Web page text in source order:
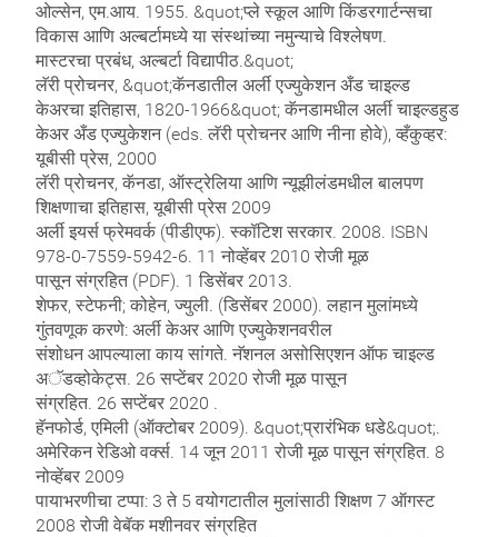
ओल्सेन, एम.आय. 1955. &quot;प्ले स्कूल आणि किंडरगार्टन्सचा
विकास आणि अल्बर्टामध्ये या संस्थांच्या नमुन्याचे विश्लेषण.
मास्टरचा प्रबंध, अल्बर्टा विद्यापीठ.&quot;
लॅरी प्रोचनर, &quot;कॅनडातील अर्ली एज्युकेशन अँड चाइल्ड
केअरचा इतिहास, 1820-1966&quot; कॅनडामधील अर्ली चाइल्डहुड
केअर अँड एज्युकेशन (eds. लॅरी प्रोचनर आणि नीना होवे), व्हँकुव्हर:
यूबीसी प्रेस, 2000
लॅरी प्रोचनर, कॅनडा, ऑस्ट्रेलिया आणि न्यूझीलंडमधील बालपण
शिक्षणाचा इतिहास, यूबीसी प्रेस 2009
अर्ली इयर्स फ्रेमवर्क (पीडीएफ). स्कॉटिश सरकार. 2008. ISBN
978-0-7559-5942-6. 11 नोव्हेंबर 2010 रोजी मूळ
पासून संग्रहित (PDF). 1 डिसेंबर 2013.
शेफर, स्टेफनी; कोहेन, ज्युली. (डिसेंबर 2000). लहान मुलांमध्ये
गुंतवणूक करणे: अर्ली केअर आणि एज्युकेशनवरील
संशोधन आपल्याला काय सांगते. नॅशनल असोसिएशन ऑफ चाइल्ड
अॅडव्होकेट्स. 26 सप्टेंबर 2020 रोजी मूळ पासून
संग्रहित. 26 सप्टेंबर 2020 .
हॅनफोर्ड, एमिली (ऑक्टोबर 2009). &quot;प्रारंभिक धडे&quot;.
अमेरिकन रेडिओ वर्क्स. 14 जून 2011 रोजी मूळ पासून संग्रहित. 8
नोव्हेंबर 2009
पायाभरणीचा टप्पा: 3 ते 5 वयोगटातील मुलांसाठी शिक्षण 7 ऑगस्ट
2008 रोजी वेबॅक मशीनवर संग्रहित